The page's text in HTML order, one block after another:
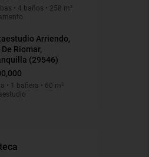
• 4 baños • 258 m²
Arriendo,
Riomar,
(29546)
• 1 bañera • 60 m²